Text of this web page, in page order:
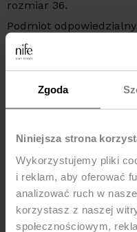
Zgoda
Niniejsza strona
Wykorzystujemy pliki
i reklam, aby oferować
analizować ruch w
korzystasz z naszej
społecznościowym,
rozmiar 36.
Podmiot
NIFE Sp. z o o., ul.
kraj: Polska, telefon:
MOŻE CI SIĘ